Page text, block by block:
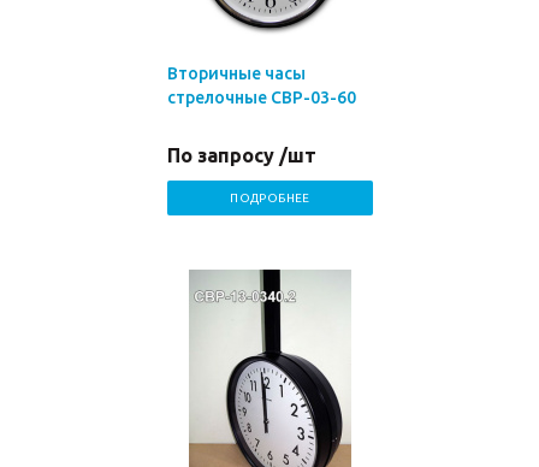
Вторичные часы
стрелочные СВР-03-60
По запросу /шт
ПОДРОБНЕЕ